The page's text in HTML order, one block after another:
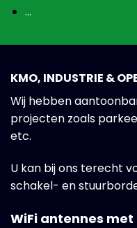
…
KMO, INDUSTRIE &
Wij hebben
projecten zoals
etc.
U kan bij ons terecht
schakel- en
WiFi antennes